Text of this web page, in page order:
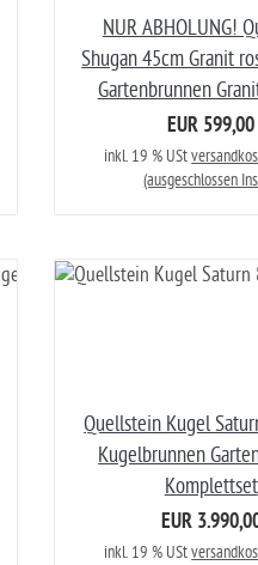
NUR ABHOLUNG!
Shugan 45cm Granit
Gartenbrunnen
EUR 599,00
inkl. 19 % USt
(ausgeschlossen
Quellstein Kugel
Kugelbrunnen
Komplettset
EUR
inkl. 19 % USt